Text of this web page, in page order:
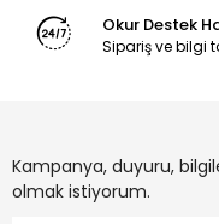
Okur Destek
Sipariş ve bilgi
Kampanya, duyuru,
olmak istiyorum.